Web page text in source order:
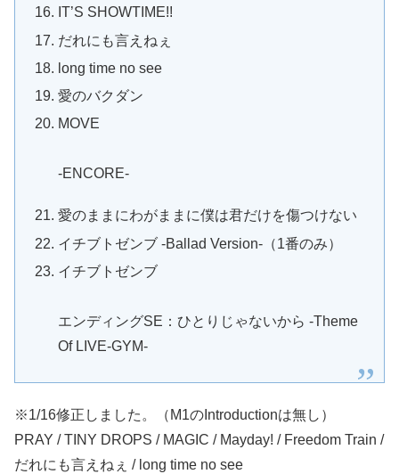
IT’S SHOWTIME!!
だれにも言えねぇ
long time no see
愛のバクダン
MOVE
-ENCORE-
愛のままにわがままに僕は君だけを傷つけない
イチブトゼンブ -Ballad Version-（1番のみ）
イチブトゼンブ
エンディングSE：ひとりじゃないから -Theme
Of LIVE-GYM-
※1/16修正しました。（M1のIntroductionは無し）
PRAY / TINY DROPS / MAGIC / Mayday! / Freedom Train /
だれにも言えねぇ / long time no see